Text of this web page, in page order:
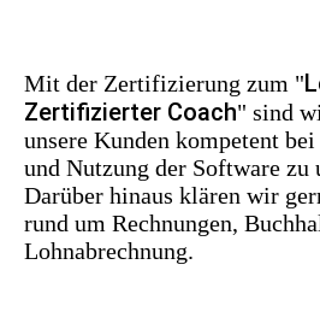
Mit der Zertifizierung zum "
Zertifizierter Coach" sind
unsere Kunden kompetent
und Nutzung der Software zu
Darüber hinaus klären wir
rund um Rechnungen,
Lohnabrechnung.